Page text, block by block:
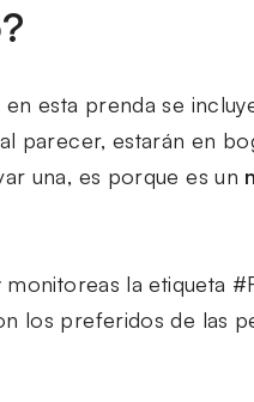
esta prenda se
parecer, estarán en
una, es porque es un
la etiqueta
los preferidos de las